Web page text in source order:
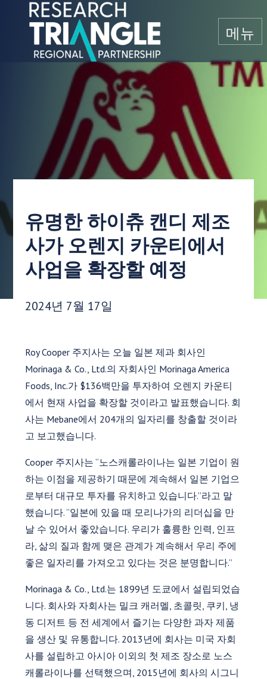
콘텐츠로 건너뛰기
메뉴
유명한 하이츄 캔디 제조
사가 오렌지 카운티에서
사업을 확장할 예정
게시 날짜:
2024년 7월 17일
Roy Cooper 주지사는 오늘 일본 제과 회사인
Morinaga & Co., Ltd.의 자회사인 Morinaga America
Foods, Inc.가 $136백만을 투자하여 오렌지 카운티
에서 현재 사업을 확장할 것이라고 발표했습니다. 회
사는 Mebane에서 204개의 일자리를 창출할 것이라
고 보고했습니다.
Cooper 주지사는 “노스캐롤라이나는 일본 기업이 원
하는 이점을 제공하기 때문에 계속해서 일본 기업으
로부터 대규모 투자를 유치하고 있습니다.”라고 말
했습니다. “일본에 있을 때 모리나가의 리더십을 만
날 수 있어서 좋았습니다. 우리가 훌륭한 인력, 인프
라, 삶의 질과 함께 맺은 관계가 계속해서 우리 주에
좋은 일자리를 가져오고 있다는 것은 분명합니다.”
Morinaga & Co., Ltd.는 1899년 도쿄에서 설립되었습
니다. 회사와 자회사는 밀크 캐러멜, 초콜릿, 쿠키, 냉
동 디저트 등 전 세계에서 즐기는 다양한 과자 제품
을 생산 및 유통합니다. 2013년에 회사는 미국 자회
사를 설립하고 아시아 이외의 첫 제조 장소로 노스
캐롤라이나를 선택했으며, 2015년에 회사의 시그니